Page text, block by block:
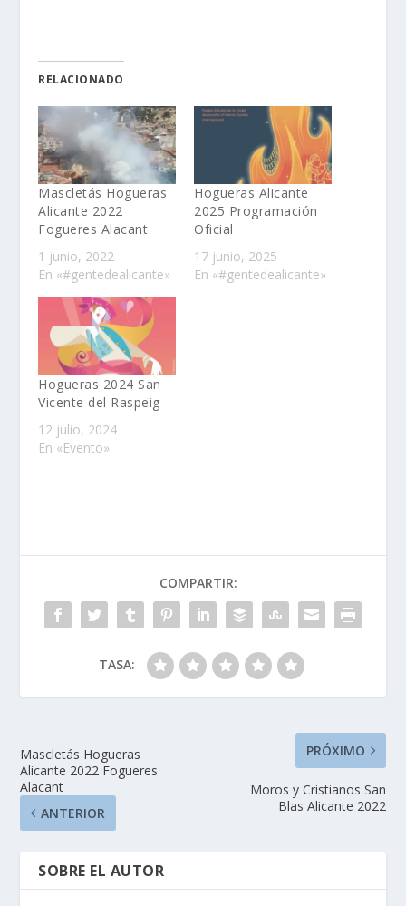
RELACIONADO
Mascletás Hogueras
Alicante 2022
Fogueres Alacant
1 junio, 2022
En «#gentedealicante»
Hogueras Alicante
2025 Programación
Oficial
17 junio, 2025
En «#gentedealicante»
Hogueras 2024 San
Vicente del Raspeig
12 julio, 2024
En «Evento»
COMPARTIR:
TASA:
Mascletás Hogueras
Alicante 2022 Fogueres
Alacant
ANTERIOR
PRÓXIMO
Moros y Cristianos San
Blas Alicante 2022
SOBRE EL AUTOR